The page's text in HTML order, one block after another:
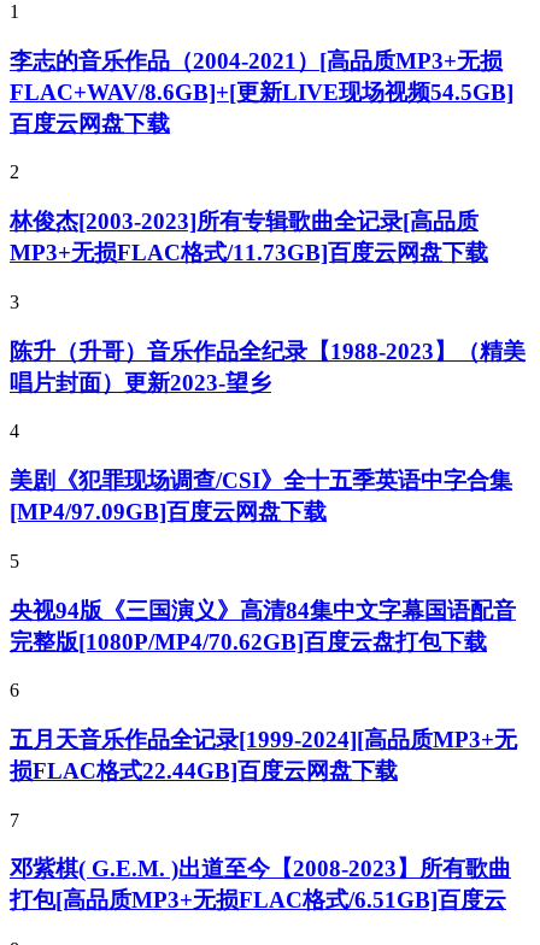
1
李志的音乐作品（2004-2021）[高品质MP3+无损
FLAC+WAV/8.6GB]+[更新LIVE现场视频54.5GB]
百度云网盘下载
2
林俊杰[2003-2023]所有专辑歌曲全记录[高品质
MP3+无损FLAC格式/11.73GB]百度云网盘下载
3
陈升（升哥）音乐作品全纪录【1988-2023】（精美
唱片封面）更新2023-望乡
4
美剧《犯罪现场调查/CSI》全十五季英语中字合集
[MP4/97.09GB]百度云网盘下载
5
央视94版《三国演义》高清84集中文字幕国语配音
完整版[1080P/MP4/70.62GB]百度云盘打包下载
6
五月天音乐作品全记录[1999-2024][高品质MP3+无
损FLAC格式22.44GB]百度云网盘下载
7
邓紫棋( G.E.M. )出道至今【2008-2023】所有歌曲
打包[高品质MP3+无损FLAC格式/6.51GB]百度云